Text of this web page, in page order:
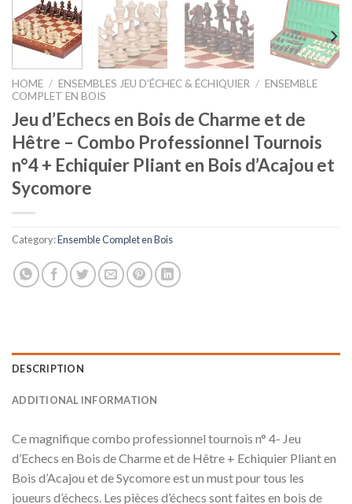
HOME / ENSEMBLES JEU D’ÉCHEC & ÉCHIQUIER / ENSEMBLE
COMPLET EN BOIS
Jeu d’Echecs en Bois de Charme et de
Hêtre – Combo Professionnel Tournois
n°4 + Echiquier Pliant en Bois d’Acajou et
Sycomore
Category:Ensemble Complet en Bois
DESCRIPTION
ADDITIONAL INFORMATION
Ce magnifique combo professionnel tournois n° 4- Jeu
d’Echecs en Bois de Charme et de Hêtre + Echiquier Pliant en
Bois d’Acajou et de Sycomore est un must pour tous les
joueurs d’échecs. Les pièces d’échecs sont faites en bois de